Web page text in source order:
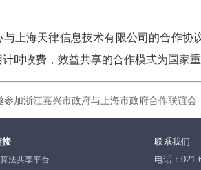
与上海天律信息技术有限公司的合作
时收费，效益共享的合作模式为国家
参加浙江嘉兴市政府与上海市政府合作联谊会
接
法共享平台
联系我们
电话：021-